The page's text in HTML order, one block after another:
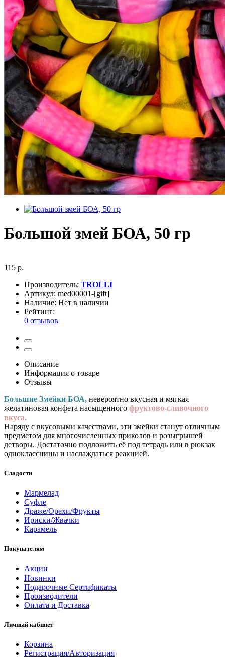
Большой змей БОА, 50 гр
115 р.
Производитель: TROLLI
Артикул: med00001-[gift]
Наличие: Нет в наличии
Рейтинг:
0 отзывов
Описание
Информация о товаре
Отзывы
Большие Змейки БОА, невероятно вкусная и мягкая
желатиновая конфета насыщенного фруктово-сливочного
вкуса.
Наряду с вкусовыми качествами, эти змейки станут отличным
предметом для многочисленных приколов и розыгрышей
детворы. Достаточно подложить её под тетрадь или в рюкзак
одноклассницы и наслаждаться реакцией.
Сладости
Мармелад
Суфле
Драже/Орехи/Фрукты
Ириски/Жвачки
Карамель
Покупателям
Акции
Новинки
Подарочные Сертификаты
Производители
Оплата и Доставка
Личный кабинет
Корзина
Регистрация/Авторизация